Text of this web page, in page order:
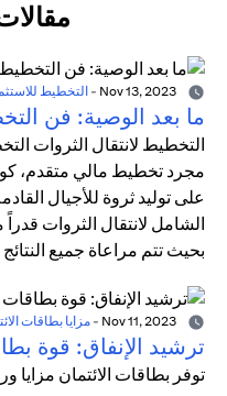
-التخطيط
ما بعد الوصية: فن
التخطيط لانتقال الثروات
مجرد تخطيط مالي متقدم،
على توليد ثروة للأجيال
الشامل لانتقال الثروات قدراً
بحيث تتم مراعاة جميع
-مزايا بطاقات
ترشيد الإنفاق: قوة
توفر بطاقات الائتمان مزايا